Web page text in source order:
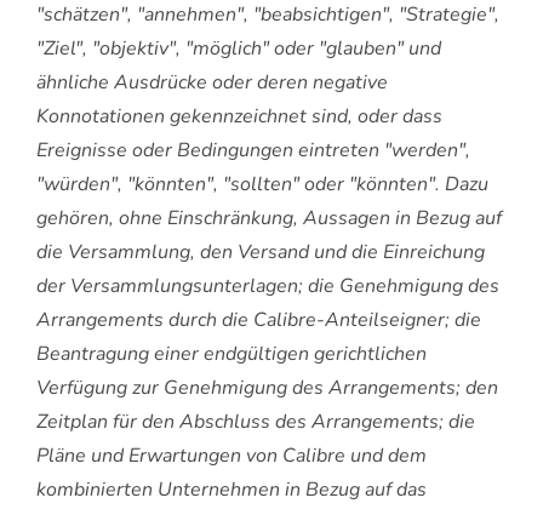
"schätzen", "annehmen", "beabsichtigen", "Strategie",
"Ziel", "objektiv", "möglich" oder "glauben" und
ähnliche Ausdrücke oder deren negative
Konnotationen gekennzeichnet sind, oder dass
Ereignisse oder Bedingungen eintreten "werden",
"würden", "könnten", "sollten" oder "könnten". Dazu
gehören, ohne Einschränkung, Aussagen in Bezug auf
die Versammlung, den Versand und die Einreichung
der Versammlungsunterlagen; die Genehmigung des
Arrangements durch die Calibre-Anteilseigner; die
Beantragung einer endgültigen gerichtlichen
Verfügung zur Genehmigung des Arrangements; den
Zeitplan für den Abschluss des Arrangements; die
Pläne und Erwartungen von Calibre und dem
kombinierten Unternehmen in Bezug auf das